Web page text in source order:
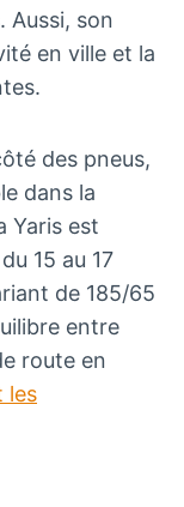
Aussi, son
en ville et la
des pneus,
dans la
Yaris est
15 au 17
de 185/65
entre
route en
les